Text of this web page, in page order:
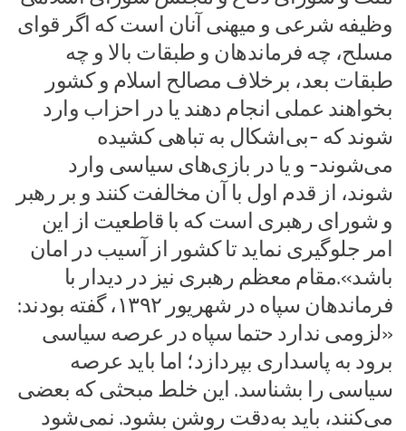
وظیفه شرعی و میهنی آنان است که اگر قوای
مسلح، چه فرماندهان و طبقات بالا و چه
طبقات بعد، برخلاف مصالح اسلام و کشور
بخواهند عملی انجام دهند یا در احزاب وارد
شوند که -بی‌اشکال به تباهی کشیده
می‌شوند- و یا در بازی‌های سیاسی وارد
شوند، از قدم اول با آن مخالفت کنند و بر رهبر
و شورای رهبری است که با قاطعیت از این
امر جلوگیری نماید تا کشور از آسیب در امان
باشد».مقام معظم رهبری نیز در دیدار با
فرماندهان سپاه در شهریور ۱۳۹۲، گفته بودند:
«لزومی ندارد حتما سپاه در عرصه سیاسی
برود به پاسداری بپردازد؛ اما باید عرصه
سیاسی را بشناسد. این خلط مبحثی که بعضی
می‌کنند، باید به‌دقت روشن بشود. نمی‌شود